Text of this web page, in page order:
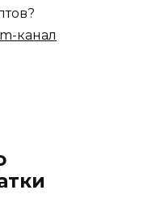
канал